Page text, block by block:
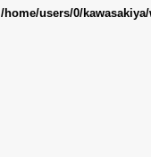
/home/users/0/